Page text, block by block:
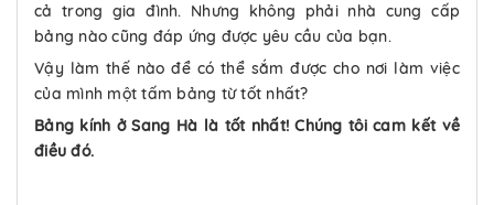
cả trong gia đình. Nhưng không phải nhà cung cấp
bảng nào cũng đáp ứng được yêu cầu của bạn.
Vậy làm thế nào để có thể sắm được cho nơi làm việc
của mình một tấm bảng từ tốt nhất?
Bảng kính ở Sang Hà là tốt nhất! Chúng tôi cam kết về
điều đó.